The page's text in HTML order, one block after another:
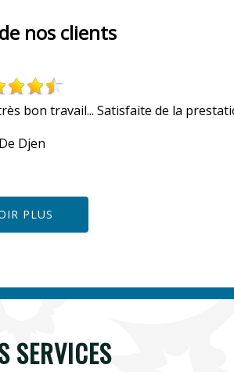
nos clients
bon travail... Satisfaite de la
De Djen
PLUS
SERVICES